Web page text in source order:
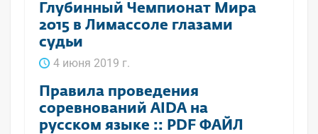
Глубинный Чемпионат Мира
2015 в Лимассоле глазами
судьи
4 июня 2019 г.
Правила проведения
соревнований AIDA на
русском языке :: PDF ФАЙЛ